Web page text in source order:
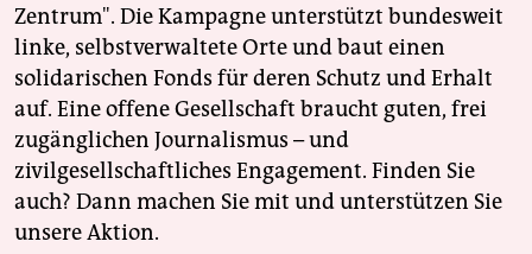
Zentrum". Die Kampagne unterstützt bundesweit
linke, selbstverwaltete Orte und baut einen
solidarischen Fonds für deren Schutz und Erhalt
auf. Eine offene Gesellschaft braucht guten, frei
zugänglichen Journalismus – und
zivilgesellschaftliches Engagement. Finden Sie
auch? Dann machen Sie mit und unterstützen Sie
unsere Aktion.